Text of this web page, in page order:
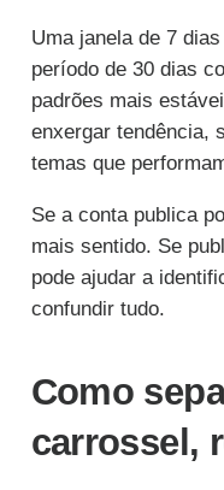
Uma janela de 7
período de 30 dias
padrões mais
enxergar tendência,
temas que
Se a conta publica
mais sentido. Se
pode ajudar a
confundir tudo.
Como
carrossel,